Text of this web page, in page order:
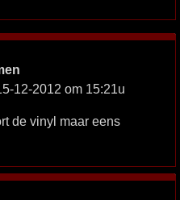
12-2012 om 15:21u
de vinyl maar eens